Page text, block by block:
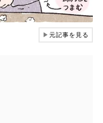
▶元記事を見る